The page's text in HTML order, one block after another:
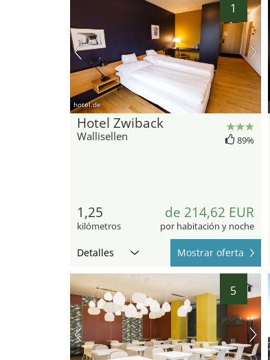
1
hotel.de
Hotel Zwiback
Wallisellen 89%
1,25
kilómetros
de 214,62 EUR
por habitación y noche
Detalles Mostrar oferta
5